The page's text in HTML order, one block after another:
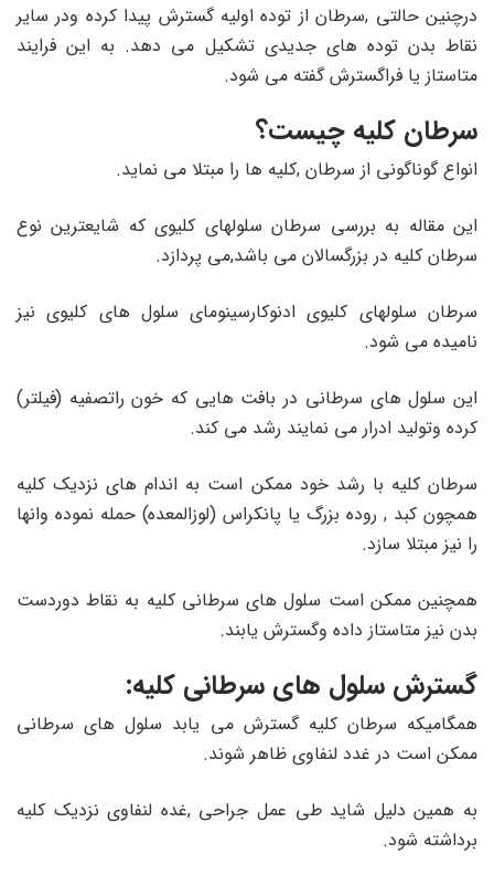
درچنین حالتی ,سرطان از توده اولیه گسترش پیدا کرده ودر سایر
نقاط بدن توده های جدیدی تشکیل می دهد. به این فرایند
متاستاز یا فراگسترش گفته می شود.
سرطان کلیه چیست؟
انواع گوناگونی از سرطان ,کلیه ها را مبتلا می نماید.
این مقاله به بررسی سرطان سلولهای کلیوی که شایعترین نوع
سرطان کلیه در بزرگسالان می باشد,می پردازد.
سرطان سلولهای کلیوی ادنوکارسینومای سلول های کلیوی نیز
نامیده می شود.
این سلول های سرطانی در بافت هایی که خون راتصفیه (فیلتر)
کرده وتولید ادرار می نمایند رشد می کند.
سرطان کلیه با رشد خود ممکن است به اندام های نزدیک کلیه
همچون کبد , روده بزرگ یا پانکراس (لوزالمعده) حمله نموده وانها
را نیز مبتلا سازد.
همچنین ممکن است سلول های سرطانی کلیه به نقاط دوردست
بدن نیز متاستاز داده وگسترش یابند.
گسترش سلول های سرطانی کلیه:
همگامیکه سرطان کلیه گسترش می یابد سلول های سرطانی
ممکن است در غدد لنفاوی ظاهر شوند.
به همین دلیل شاید طی عمل جراحی ,غده لنفاوی نزدیک کلیه
برداشته شود.